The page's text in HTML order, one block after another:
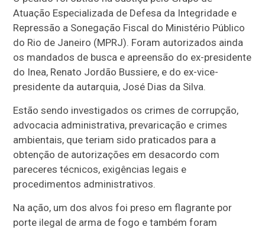
Atuação Especializada de Defesa da Integridade e
Repressão a Sonegação Fiscal do Ministério Público
do Rio de Janeiro (MPRJ). Foram autorizados ainda
os mandados de busca e apreensão do ex-presidente
do Inea, Renato Jordão Bussiere, e do ex-vice-
presidente da autarquia, José Dias da Silva.
Estão sendo investigados os crimes de corrupção,
advocacia administrativa, prevaricação e crimes
ambientais, que teriam sido praticados para a
obtenção de autorizações em desacordo com
pareceres técnicos, exigências legais e
procedimentos administrativos.
Na ação, um dos alvos foi preso em flagrante por
porte ilegal de arma de fogo e também foram